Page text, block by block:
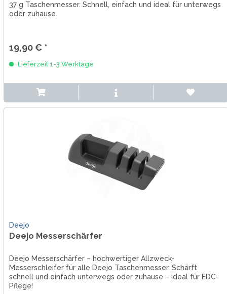
37 g Taschenmesser. Schnell, einfach und ideal für unterwegs
oder zuhause.
19,90 € *
Lieferzeit 1-3 Werktage
Deejo
Deejo Messerschärfer
Deejo Messerschärfer – hochwertiger Allzweck-
Messerschleifer für alle Deejo Taschenmesser. Schärft
schnell und einfach unterwegs oder zuhause – ideal für EDC-
Pflege!